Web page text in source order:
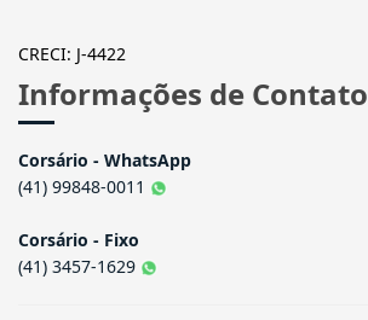
CRECI: J-4422
Informações de Contato
Corsário - WhatsApp
(41) 99848-0011
Corsário - Fixo
(41) 3457-1629